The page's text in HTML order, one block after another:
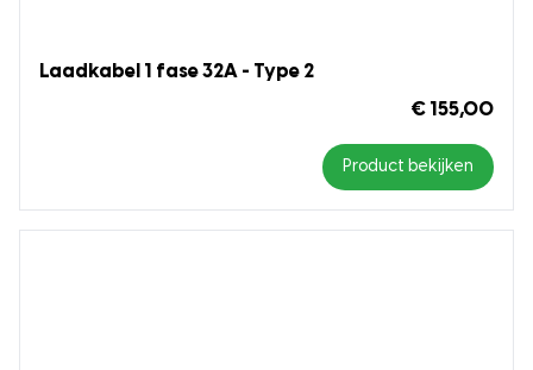
Laadkabel 1 fase 32A - Type 2
€ 155,00
Product bekijken